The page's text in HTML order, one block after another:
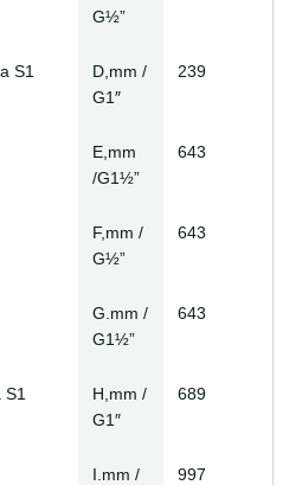
G½”
S1
D,mm /
G1″
239
E,mm
/G1½”
643
F,mm /
G½”
643
G.mm /
G1½”
643
H,mm /
G1″
689
I.mm /
997